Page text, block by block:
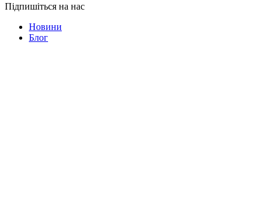
Підпишіться на нас
Новини
Блог